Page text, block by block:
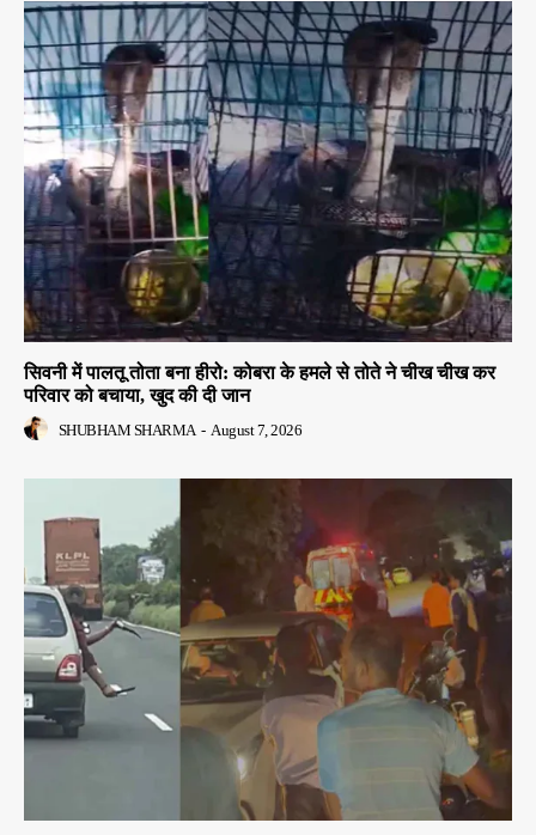
सिवनी में पालतू तोता बना हीरो: कोबरा के हमले से तोते ने चीख चीख कर
परिवार को बचाया, खुद की दी जान
SHUBHAM SHARMA - August 7, 2026